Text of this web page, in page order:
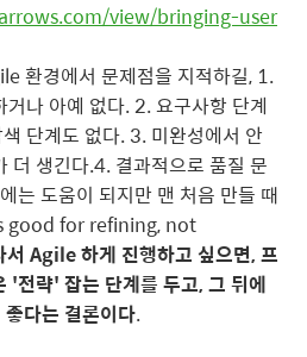
view/bringing-user
환경에서 문제점을 지적하길, 1.
나 아예 없다. 2. 요구사항 단계
단계도 없다. 3. 미완성에서 안
더 생긴다.4. 결과적으로 품질 문
는 도움이 되지만 맨 처음 만들 때
good for refining, not
서 Agile 하게 진행하고 싶으면, 프
'전략' 잡는 단계를 두고, 그 뒤에
다는 결론이다.